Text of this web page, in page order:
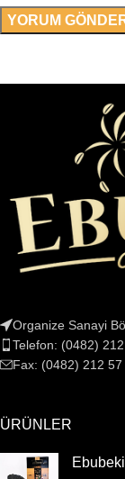
Organize Sanayi
Telefon: (0482)
Fax: (0482) 212 57
ÜRÜNLER